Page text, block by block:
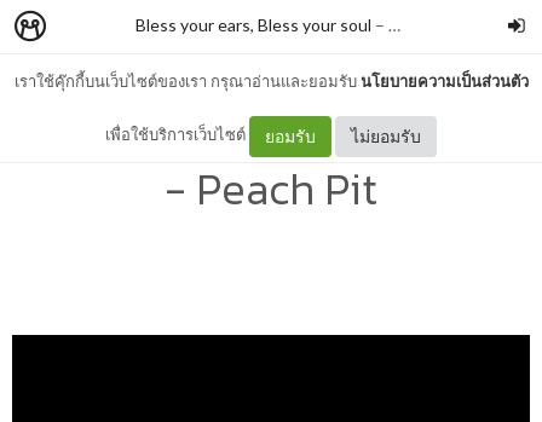
เราใช้คุ๊กกี้บนเว็บไซต์ของเรา กรุณาอ่านและยอมรับนโยบายความเป็นส่วนตัว
เพื่อใช้บริการเว็บไซต์ ยอมรับ ไม่ยอมรับ
Bless your ears, Bless your soul – A November Girl
แปลเพลง Shampoo Bottles
- Peach Pit